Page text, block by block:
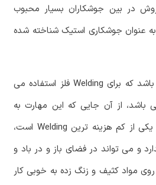
در بین جوشکاران بسیار محبوب
عنوان جوشکاری استیک شناخته شده
این لقب به این علت می باشد که برای Welding فلز استفاده می
از آن جایی که این مهارت به
حداقل تجهیزات نیاز دارد، یکی از کم هزینه ترین Welding است،
و می تواند در فضای باز و در باد و
مواد کثیف و زنگ زده به خوبی کار